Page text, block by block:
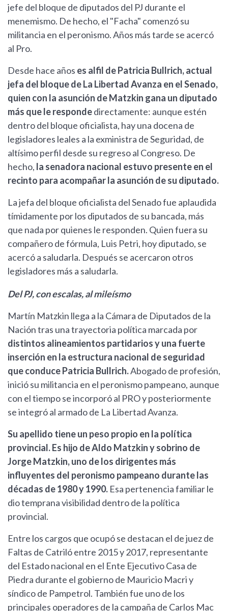
jefe del bloque de diputados del PJ durante el
menemismo. De hecho, el "Facha" comenzó su
militancia en el peronismo. Años más tarde se acercó
al Pro.
Desde hace años es alfil de Patricia Bullrich, actual
jefa del bloque de La Libertad Avanza en el Senado,
quien con la asunción de Matzkin gana un diputado
más que le respondedirectamente: aunque estén
dentro del bloque oficialista, hay una docena de
legisladores leales a la exministra de Seguridad, de
altísimo perfil desde su regreso al Congreso. De
hecho, la senadora nacional estuvo presente en el
recinto para acompañar la asunción de su diputado.
La jefa del bloque oficialista del Senado fue aplaudida
tímidamente por los diputados de su bancada, más
que nada por quienes le responden. Quien fuera su
compañero de fórmula, Luis Petri, hoy diputado, se
acercó a saludarla. Después se acercaron otros
legisladores más a saludarla.
Del PJ, con escalas, al mileísmo
Martín Matzkin llega a la Cámara de Diputados de la
Nación tras una trayectoria política marcada por
distintos alineamientos partidarios y una fuerte
inserción en la estructura nacional de seguridad
que conduce Patricia Bullrich.Abogado de profesión,
inició su militancia en el peronismo pampeano, aunque
con el tiempo se incorporó al PRO y posteriormente
se integró al armado de La Libertad Avanza.
Su apellido tiene un peso propio en la política
provincial. Es hijo de Aldo Matzkin y sobrino de
Jorge Matzkin, uno de los dirigentes más
influyentes del peronismo pampeano durante las
décadas de 1980 y 1990. Esa pertenencia familiar le
dio temprana visibilidad dentro de la política
provincial.
Entre los cargos que ocupó se destacan el de juez de
Faltas de Catriló entre 2015 y 2017, representante
del Estado nacional en el Ente Ejecutivo Casa de
Piedra durante el gobierno de Mauricio Macri y
síndico de Pampetrol. También fue uno de los
principales operadores de la campaña de Carlos Mac